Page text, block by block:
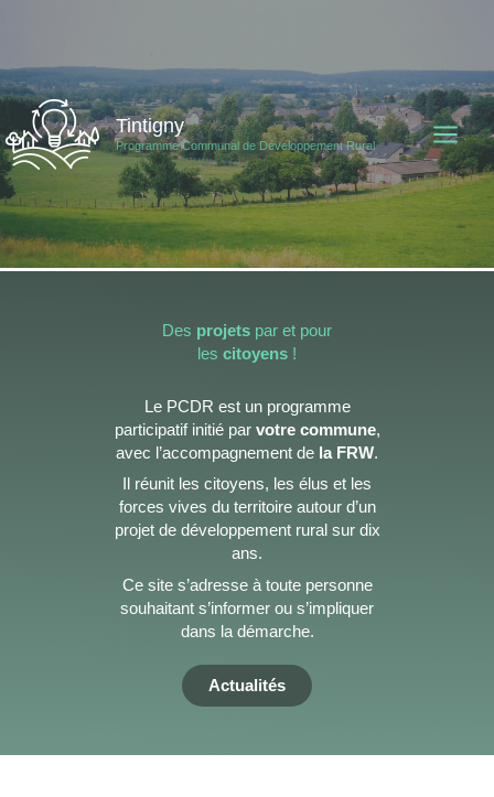
Tintigny
Programme Communal de Développement Rural
Des projets par et pour
les citoyens !
Le PCDR est un programme
participatif initié parvotre commune,
avec l’accompagnement de la FRW.
Il réunit les citoyens, les élus et les
forces vives du territoire autour d’un
projet de développement rural sur dix
ans.
Ce site s’adresse à toute personne
souhaitant s’informer ou s’impliquer
dans la démarche.
Actualités